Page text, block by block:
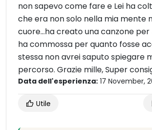
non sapevo come fare e Lei ha
che era non solo nella mia mente
cuore...ha creato una canzone
ha commossa per quanto fosse
stessa non avrei saputo spiegare
percorso. Grazie mille, Super
Data dell'esperienza: 17 November,
Utile